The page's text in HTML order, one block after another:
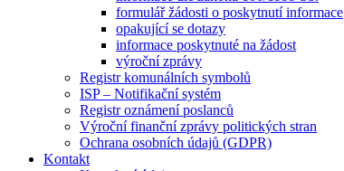
formulář žádosti o poskytnutí informace
opakující se dotazy
informace poskytnuté na žádost
výroční zprávy
Registr komunálních symbolů
ISP – Notifikační systém
Registr oznámení poslanců
Výroční finanční zprávy politických stran
Ochrana osobních údajů (GDPR)
Kontakt